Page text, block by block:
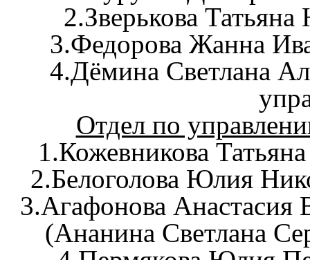
2.Зверькова Татьяна
3.Федорова Жанна
4.Дёмина Светлана
Отдел по
1.Кожевникова
2.Белоголова Юлия
3.Агафонова Анастасия
(Ананина Светлана